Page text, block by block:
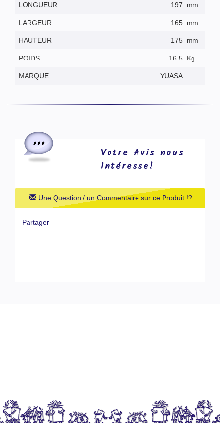
LONGUEUR 197 mm
LARGEUR 165 mm
HAUTEUR 175 mm
POIDS 16.5 Kg
MARQUE YUASA
Votre Avis nous
Intéresse!
Une Question / un Commentaire sur ce Produit !?
Partager